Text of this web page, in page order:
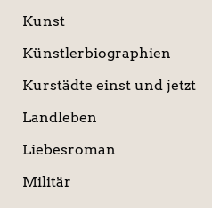
Kunst
Künstlerbiographien
Kurstädte einst und jetzt
Landleben
Liebesroman
Militär